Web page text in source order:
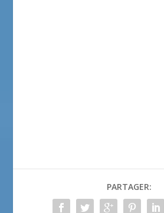
PARTAGER: